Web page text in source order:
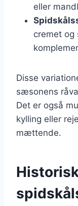
eller
cremet og
Disse
sæsonens
Det er også
kylling eller
mættende.